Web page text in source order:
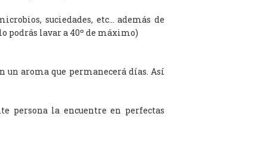
suciedades, etc… además de
podrás lavar a 40º de máximo)
aroma que permanecerá días. Así
persona la encuentre en perfectas